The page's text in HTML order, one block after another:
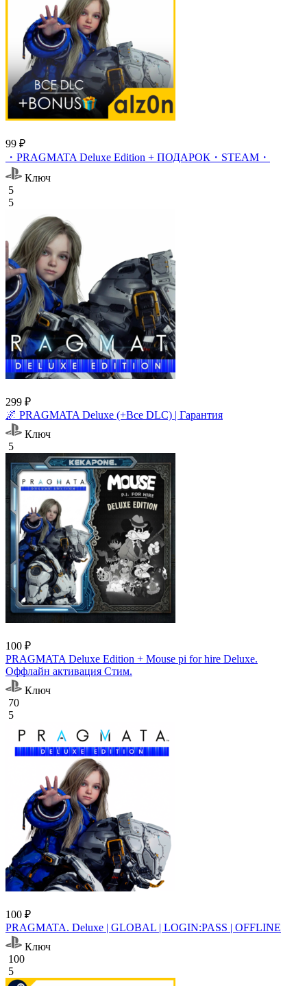
99 ₽
・PRAGMATA Deluxe Edition + ПОДАРОК・STEAM・
Ключ
5
5
299 ₽
🌌 PRAGMATA Deluxe (+Все DLC) | Гарантия
Ключ
5
100 ₽
PRAGMATA Deluxe Edition + Mouse pi for hire Deluxe.
Оффлайн активация Cтим.
Ключ
70
5
100 ₽
PRAGMATA. Deluxe | GLOBAL | LOGIN:PASS | OFFLINE
Ключ
100
5